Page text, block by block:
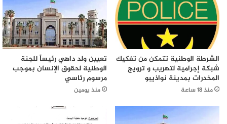
الشرطة الوطنية تتمكن من تفكيك
شبكة إجرامية لتهريب و ترويج
المخدرات بمدينة نواذيبو
منذ 18 ساعة
تعيين ولد داهي رئيساً للجنة
الوطنية لحقوق الإنسان بموجب
مرسوم رئاسي
منذ يومين